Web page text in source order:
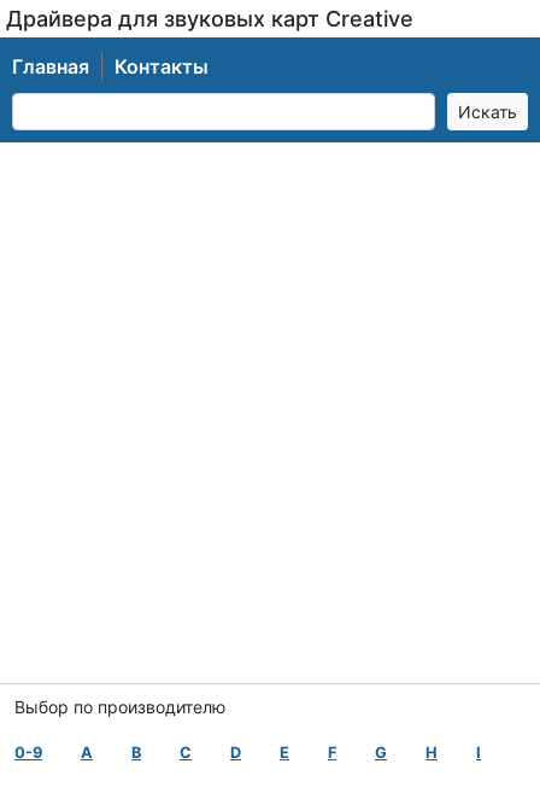
Драйвера для звуковых карт Creative
Главная Контакты
Выбор по производителю
0-9 A B C D E F G H I